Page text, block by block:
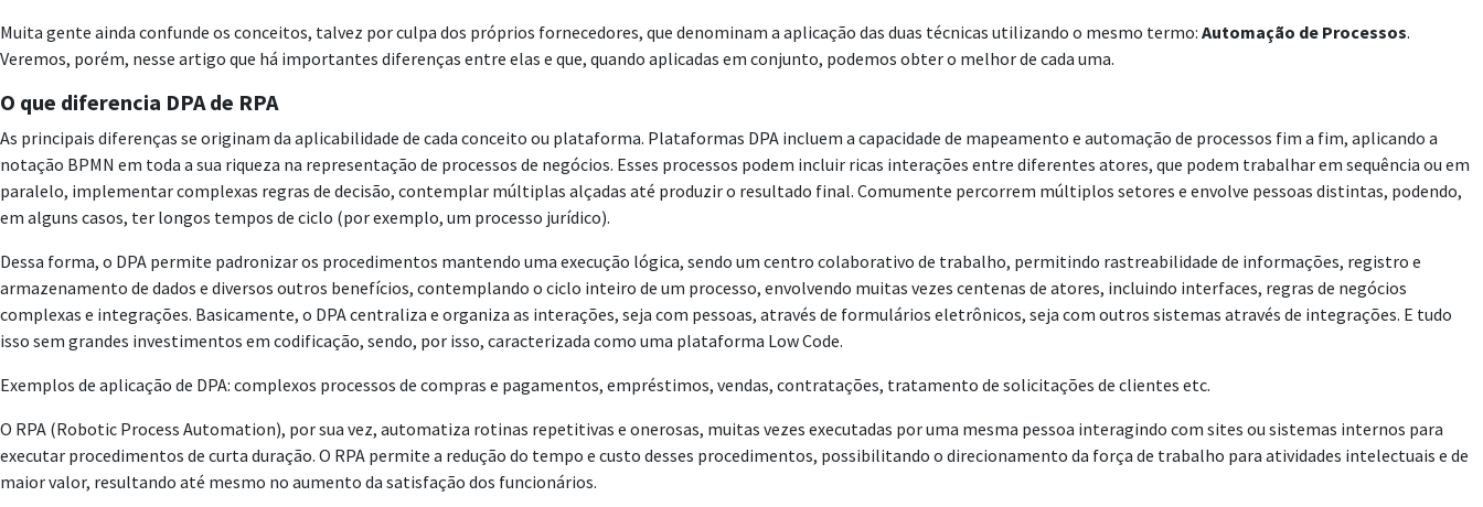
Muita gente ainda confunde os conceitos, talvez por culpa dos próprios fornecedores, que denominam a aplicação das duas técnicas utilizando o mesmo termo: Automação de Processos.
Veremos, porém, nesse artigo que há importantes diferenças entre elas e que, quando aplicadas em conjunto, podemos obter o melhor de cada uma.
O que diferencia DPA de RPA
As principais diferenças se originam da aplicabilidade de cada conceito ou plataforma. Plataformas DPA incluem a capacidade de mapeamento e automação de processos fim a fim, aplicando a
notação BPMN em toda a sua riqueza na representação de processos de negócios. Esses processos podem incluir ricas interações entre diferentes atores, que podem trabalhar em sequência ou em
paralelo, implementar complexas regras de decisão, contemplar múltiplas alçadas até produzir o resultado final. Comumente percorrem múltiplos setores e envolve pessoas distintas, podendo,
em alguns casos, ter longos tempos de ciclo (por exemplo, um processo jurídico).
Dessa forma, o DPA permite padronizar os procedimentos mantendo uma execução lógica, sendo um centro colaborativo de trabalho, permitindo rastreabilidade de informações, registro e
armazenamento de dados e diversos outros benefícios, contemplando o ciclo inteiro de um processo, envolvendo muitas vezes centenas de atores, incluindo interfaces, regras de negócios
complexas e integrações. Basicamente, o DPA centraliza e organiza as interações, seja com pessoas, através de formulários eletrônicos, seja com outros sistemas através de integrações. E tudo
isso sem grandes investimentos em codificação, sendo, por isso, caracterizada como uma plataforma Low Code.
Exemplos de aplicação de DPA: complexos processos de compras e pagamentos, empréstimos, vendas, contratações, tratamento de solicitações de clientes etc.
O RPA (Robotic Process Automation), por sua vez, automatiza rotinas repetitivas e onerosas, muitas vezes executadas por uma mesma pessoa interagindo com sites ou sistemas internos para
executar procedimentos de curta duração. O RPA permite a redução do tempo e custo desses procedimentos, possibilitando o direcionamento da força de trabalho para atividades intelectuais e de
maior valor, resultando até mesmo no aumento da satisfação dos funcionários.